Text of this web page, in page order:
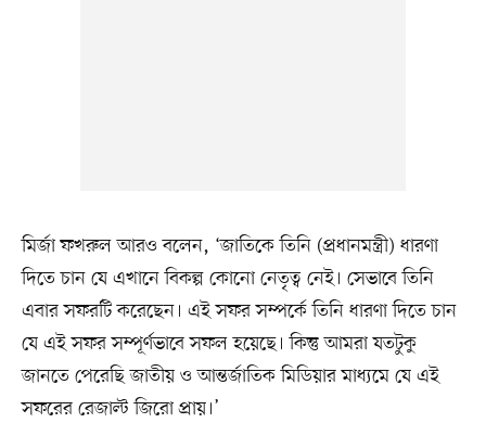
মির্জা ফখরুল আরও বলেন, ‘জাতিকে তিনি (প্রধানমন্ত্রী) ধারণা
দিতে চান যে এখানে বিকল্প কোনো নেতৃত্ব নেই। সেভাবে তিনি
এবার সফরটি করেছেন। এই সফর সম্পর্কে তিনি ধারণা দিতে চান
যে এই সফর সম্পূর্ণভাবে সফল হয়েছে। কিন্তু আমরা যতটুকু
জানতে পেরেছি জাতীয় ও আন্তর্জাতিক মিডিয়ার মাধ্যমে যে এই
সফরের রেজাল্ট জিরো প্রায়।’